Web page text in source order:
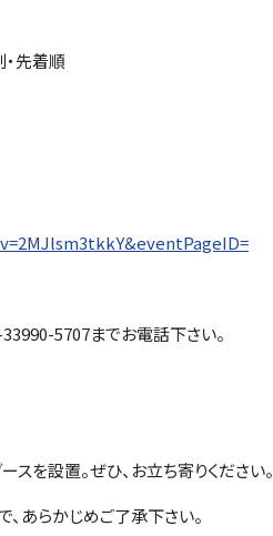
先着順
5707までお電話下さい。
を設置。ぜひ、お立ち寄りください。
あらかじめご了承下さい。